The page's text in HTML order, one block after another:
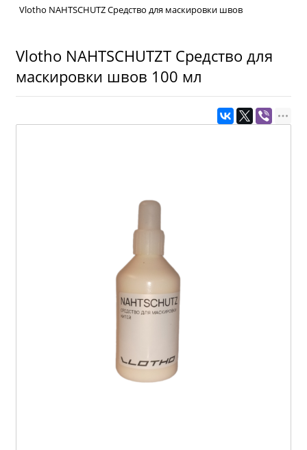
Vlotho NAHTSCHUTZ Средство для маскировки швов
Vlotho NAHTSCHUTZT Средство для
маскировки швов 100 мл